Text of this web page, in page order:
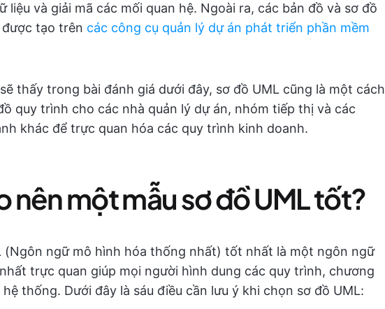
liệu và giải mã các mối quan hệ. Ngoài ra, các bản đồ và sơ đồ
tạo trên các công cụ quản lý dự án phát triển phần mềm
thấy trong bài đánh giá dưới đây, sơ đồ UML cũng là một cách
quy trình cho các nhà quản lý dự án, nhóm tiếp thị và các
khác để trực quan hóa các quy trình kinh doanh.
nên một mẫu sơ đồ UML tốt?
(Ngôn ngữ mô hình hóa thống nhất) tốt nhất là một ngôn ngữ
trực quan giúp mọi người hình dung các quy trình, chương
thống. Dưới đây là sáu điều cần lưu ý khi chọn sơ đồ UML: